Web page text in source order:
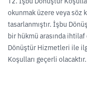
okunmak üzere veya söz
tasarlanmıştır. İşbu
bir hükmü arasında
Dönüştür Hizmetleri ile
Koşulları geçerli olacaktır.